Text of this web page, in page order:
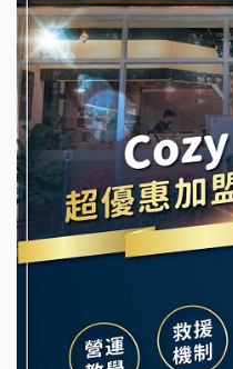
蓁伙烤倆吃加盟說明會
霏等茶加盟說明會
早安山丘加盟說明會
冰封仙果加盟說明會
Ramble Café 漫步藍
微風亭鐵板燒加盟說
鮮茶道加盟說明會
拾鑶火鍋加盟說明會
阿性情趣無人販售所
龍涎居好湯加盟說明會
舒油頭加盟說明會
韓金量加盟說明會
Mr.Wish加盟說明會